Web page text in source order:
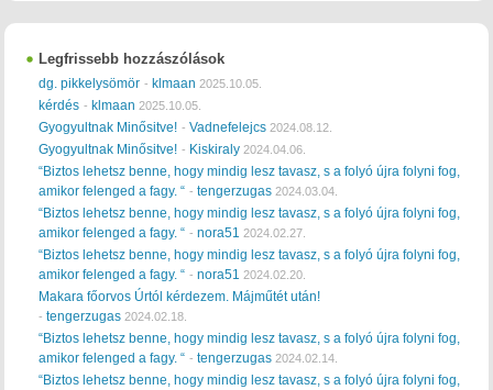
Legfrissebb hozzászólások
dg. pikkelysömör - klmaan 2025.10.05.
kérdés - klmaan 2025.10.05.
Gyogyultnak Minősitve! -Vadnefelejcs 2024.08.12.
Gyogyultnak Minősitve! - Kiskiraly 2024.04.06.
“Biztos lehetsz benne, hogy mindig lesz tavasz, s a folyó újra folyni fog,
amikor felenged a fagy. “ -tengerzugas 2024.03.04.
“Biztos lehetsz benne, hogy mindig lesz tavasz, s a folyó újra folyni fog,
amikor felenged a fagy. “ -nora51 2024.02.27.
“Biztos lehetsz benne, hogy mindig lesz tavasz, s a folyó újra folyni fog,
amikor felenged a fagy. “ -nora51 2024.02.20.
Makara főorvos Úrtól kérdezem. Májműtét után!
-tengerzugas 2024.02.18.
“Biztos lehetsz benne, hogy mindig lesz tavasz, s a folyó újra folyni fog,
amikor felenged a fagy. “ -tengerzugas 2024.02.14.
“Biztos lehetsz benne, hogy mindig lesz tavasz, s a folyó újra folyni fog,